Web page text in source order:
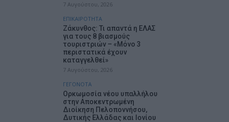
7 Αυγούστου, 2026
ΕΠΙΚΑΙΡΟΤΗΤΑ
Ζάκυνθος: Τι απαντά η ΕΛΑΣ
για τους 8 βιασμούς
τουριστριών – «Μόνο 3
περιστατικά έχουν
καταγγελθεί»
7 Αυγούστου, 2026
ΓΕΓΟΝΟΤΑ
Ορκωμοσία νέου υπαλλήλου
στην Αποκεντρωμένη
Διοίκηση Πελοποννήσου,
Δυτικής Ελλάδας και Ιονίου